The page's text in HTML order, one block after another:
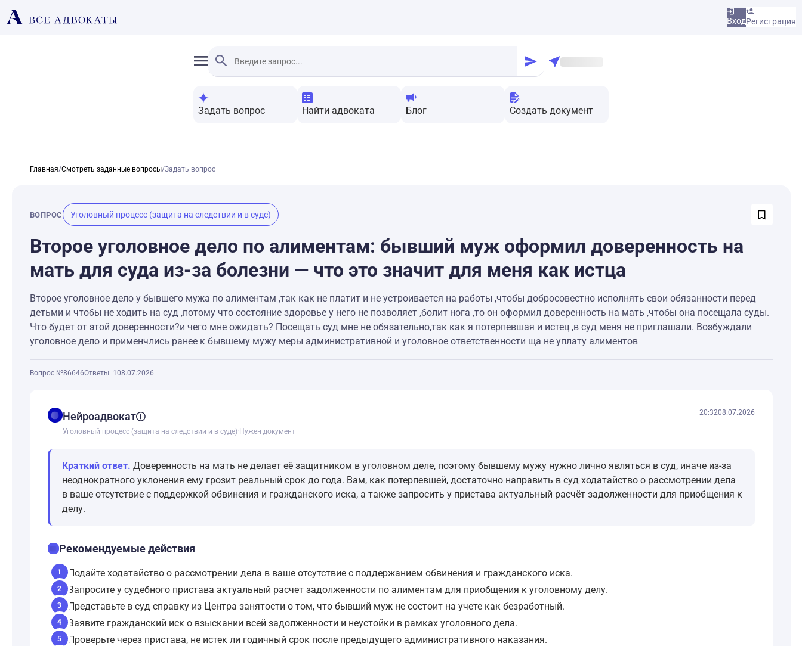
ВходРегистрация
Задать вопрос Найти адвоката Блог Создать документ
Главная/Смотреть заданные вопросы/Задать вопрос
ВОПРОС Уголовный процесс (защита на следствии и в суде)
Второе уголовное дело по алиментам: бывший муж оформил доверенность на
мать для суда из-за болезни — что это значит для меня как истца
Второе уголовное дело у бывшего мужа по алиментам ,так как не платит и не устроивается на работы ,чтобы добросовестно исполнять свои обязанности перед
детьми и чтобы не ходить на суд ,потому что состояние здоровье у него не позволяет ,болит нога ,то он оформил доверенность на мать ,чтобы она посещала суды.
Что будет от этой доверенности?и чего мне ожидать? Посещать суд мне не обязательно,так как я потерпевшая и истец ,в суд меня не приглашали. Возбуждали
уголовное дело и применчлись ранее к бывшему мужу меры административной и уголовное ответственности ща не уплату алиментов
Вопрос №86646Ответы: 1 08.07.2026
balanceНейроадвокат
Уголовный процесс (защита на следствии и в суде)· Нужен документ
20:3208.07.2026
Краткий ответ. Доверенность на мать не делает её защитником в уголовном деле, поэтому бывшему мужу нужно лично являться в суд, иначе из-за
неоднократного уклонения ему грозит реальный срок до года. Вам, как потерпевшей, достаточно направить в суд ходатайство о рассмотрении дела
в ваше отсутствие с поддержкой обвинения и гражданского иска, а также запросить у пристава актуальный расчёт задолженности для приобщения к
делу.
checklistРекомендуемые действия
1 Подайте ходатайство о рассмотрении дела в ваше отсутствие с поддержанием обвинения и гражданского иска.
2 Запросите у судебного пристава актуальный расчет задолженности по алиментам для приобщения к уголовному делу.
3 Представьте в суд справку из Центра занятости о том, что бывший муж не состоит на учете как безработный.
4 Заявите гражданский иск о взыскании всей задолженности и неустойки в рамках уголовного дела.
5 Проверьте через пристава, не истек ли годичный срок после предыдущего административного наказания.